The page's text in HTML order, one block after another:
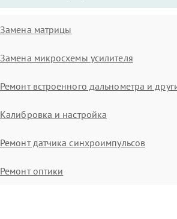
Замена матрицы
Замена микросхемы усилителя
Ремонт встроенного дальнометра и
Калибровка и настройка
Ремонт датчика синхроимпульсов
Ремонт оптики